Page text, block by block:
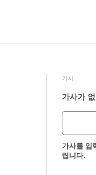
가사
가사가
가사를 입
립니다.